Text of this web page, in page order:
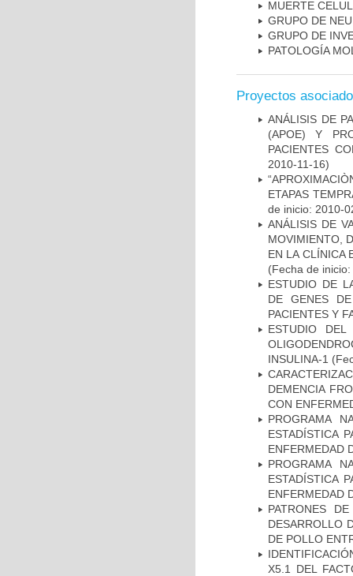
MUERTE
GRUPO DE
GRUPO DE
PATOLOGÍA
Proyectos
ANÁLISIS DE
(APOE) Y
PACIENTES
2010-11-16)
ETAPAS
de inicio: 2010-
ANÁLISIS DE
MOVIMIENTO,
EN LA CLÍNICA
(Fecha de
ESTUDIO DE
DE GENES
PACIENTES Y
ESTUDIO
INSULINA-1
DEMENCIA
CON
PROGRAMA
ESTADÍSTICA
ENFERMEDAD
PROGRAMA
ESTADÍSTICA
ENFERMEDAD
PATRONES
DESARROLLO
DE POLLO
X5.1 DEL